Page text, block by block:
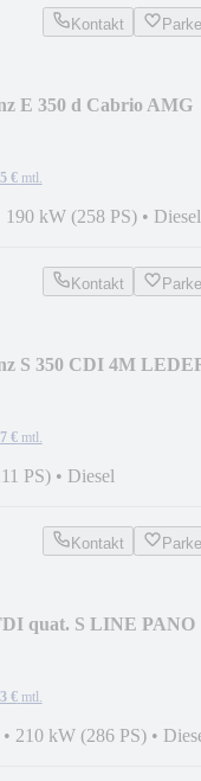
Kontakt
E 350 d Cabrio AMG
€ mtl.
190 kW (258 PS) • Diesel
Kontakt
S 350 CDI 4M
€ mtl.
PS) • Diesel
Kontakt
quat. S LINE PANO
€ mtl.
• 210 kW (286 PS) •